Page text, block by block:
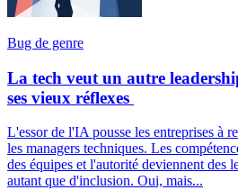
Bug de genre
La tech veut un autre
ses vieux réflexes
L'essor de l'IA pousse les entreprises à
les managers techniques. Les
des équipes et l'autorité deviennent des
autant que d'inclusion. Oui, mais...